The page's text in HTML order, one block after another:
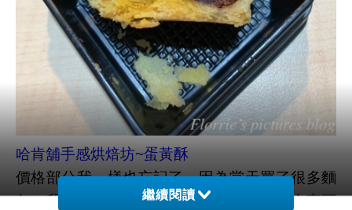
哈肯舖手感烘焙坊~蛋黃酥
價格部分我一樣也忘記了，因為當天買了很多麵
包。我也就沒特別記得加價購價格，希望大家可
繼續閱讀